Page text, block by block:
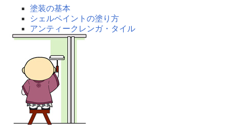
塗装の基本
シェルペイントの塗り方
アンティークレンガ・タイル